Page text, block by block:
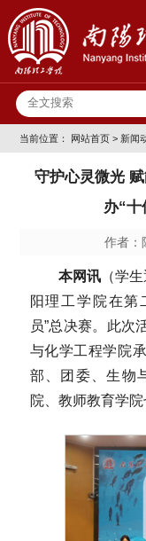
当前位置： 网站首页 > 新闻
守护心灵微光
办“十
作者：
本网讯（学
阳理工学院在第
员”总决赛。此次
与化学工程学院
部、团委、生物
院、教师教育学院